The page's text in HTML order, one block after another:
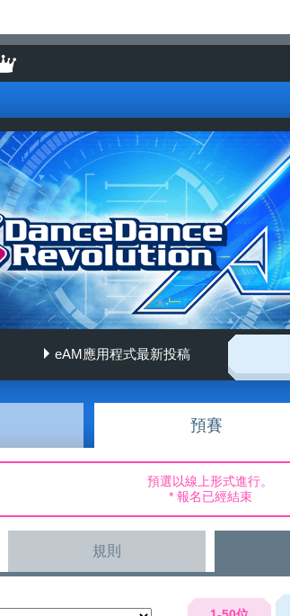
A eAM應用程式最新投稿
預賽
預選以線上形式進行。
* 報名已經結束
規則